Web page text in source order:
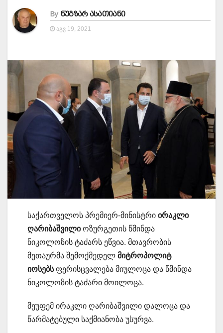
By ნუგზარ ასათიანი
ᲐᲒᲕ 19, 2021
საქართველოს პრემიერ-მინისტრი ირაკლი
ღარიბაშვილიოზურგეთის წმინდა
ნიკოლოზის ტაძარს ეწვია. მთავრობის
მეთაურმა შემოქმედელ მიტროპოლიტ
იოსებსფერისცვალება მიულოცა და წმინდა
ნიკოლოზის ტაძარი მოილოცა.
მეუფემ ირაკლი ღარიბაშვილი დალოცა და
წარმატებული საქმიანობა უსურვა.